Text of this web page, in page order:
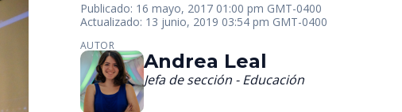
Publicado: 16 mayo, 2017 01:00 pm GMT-0400
Actualizado: 13 junio, 2019 03:54 pm GMT-0400
AUTOR
Andrea Leal
Jefa de sección - Educación